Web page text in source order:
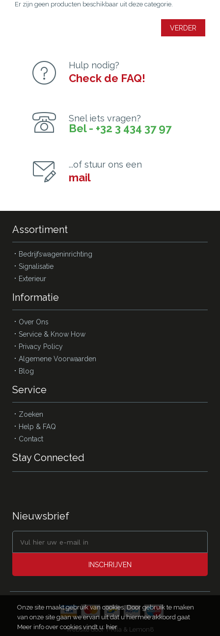
Onze site maakt gebruik van cookies. Door gebruik te maken
van onze site gaan we ervan uit dat u hiermee akkoord gaat
Meer info over cookies vindt u:hier
Er zijn geen producten beschikbaar uit deze categorie.
VERDER
Hulp nodig?
Check de FAQ!
Snel iets vragen?
Bel - +32 3 434 37 97
...of stuur ons een
mail
Assortiment
Bedrijfswageninrichting
Signalisatie
Exterieur
Informatie
Over Ons
Service & Know How
Privacy Policy
Algemene Voorwaarden
Blog
Service
Zoeken
Help & FAQ
Contact
Stay Connected
Nieuwsbrief
INSCHRIJVEN
Website door T-Kila & Lemon8